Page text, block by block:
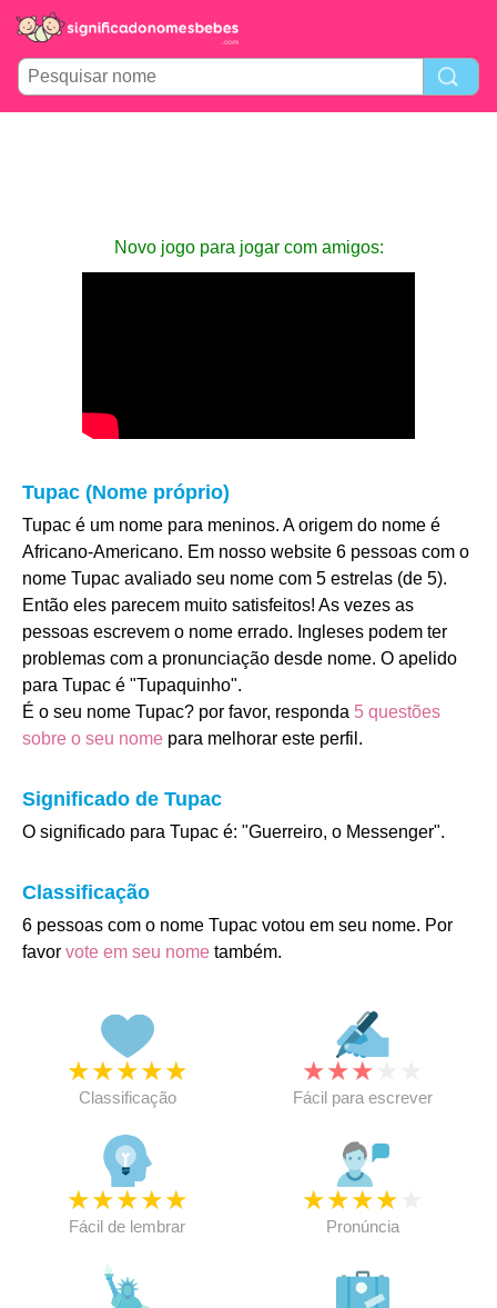
Novo jogo para jogar com amigos:
Tupac (Nome próprio)
Tupac é um nome para meninos. A origem do nome é
Africano-Americano. Em nosso website 6 pessoas com o
nome Tupac avaliado seu nome com 5 estrelas (de 5).
Então eles parecem muito satisfeitos! As vezes as
pessoas escrevem o nome errado. Ingleses podem ter
problemas com a pronunciação desde nome. O apelido
para Tupac é "Tupaquinho".
É o seu nome Tupac? por favor, responda 5 questões
sobre o seu nome para melhorar este perfil.
Significado de Tupac
O significado para Tupac é: "Guerreiro, o Messenger".
Classificação
6 pessoas com o nome Tupac votou em seu nome. Por
favor vote em seu nome também.
★★★★★
Classificação
★★★
Fácil para escrever
★★★★★
Fácil de lembrar
★★★★
Pronúncia